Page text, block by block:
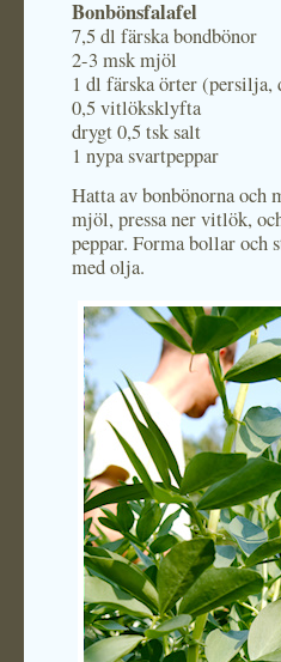
Bonbönsfalafel
7,5 dl färska bondbönor
2-3 msk mjöl
1 dl färska örter
0,5 vitlöksklyfta
drygt 0,5 tsk salt
1 nypa svartpeppar
Hatta av bonbönorna och
mjöl, pressa ner vitlök,
peppar. Forma bollar och
med olja.